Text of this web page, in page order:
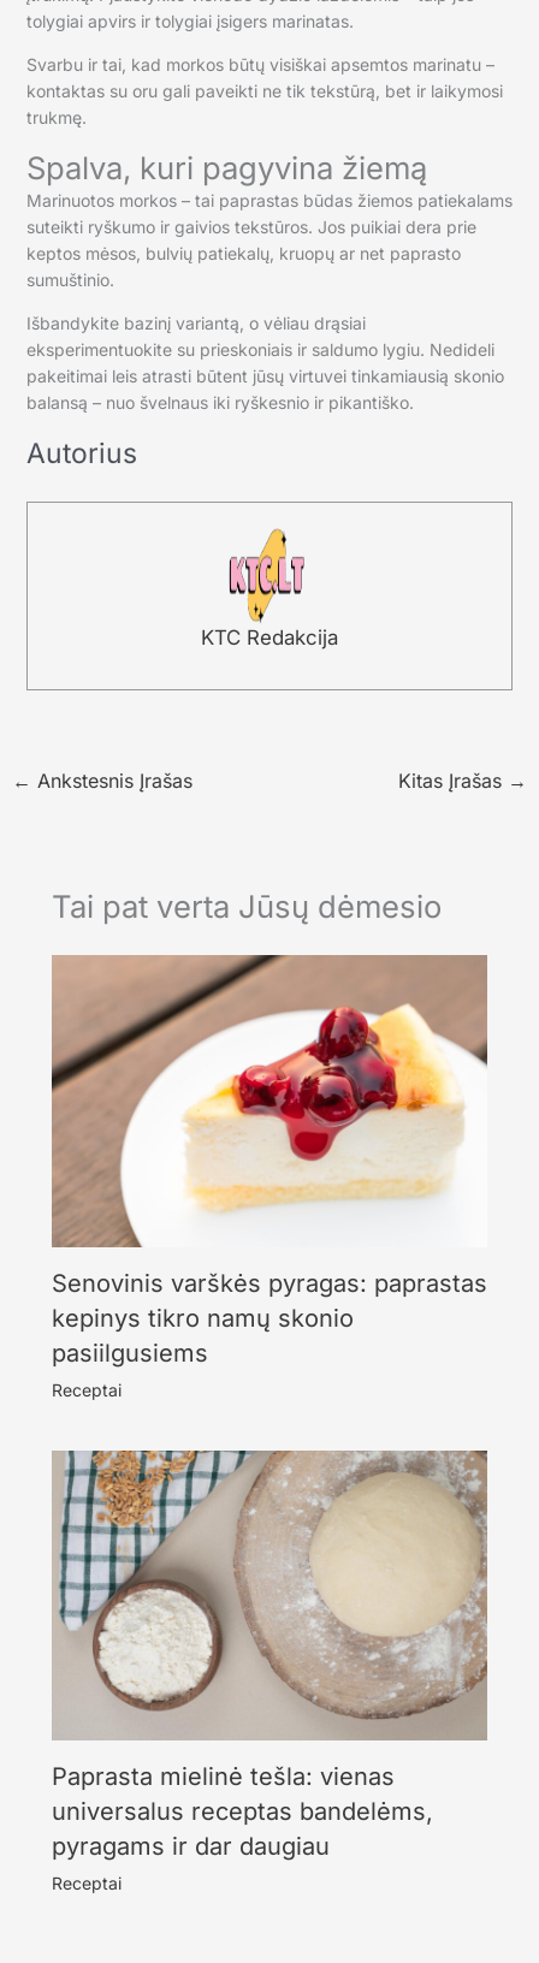
tolygiai apvirs ir tolygiai įsigers marinatas.
Svarbu ir tai, kad morkos būtų visiškai apsemtos marinatu –
kontaktas su oru gali paveikti ne tik tekstūrą, bet ir laikymosi
trukmę.
Spalva, kuri pagyvina žiemą
Marinuotos morkos – tai paprastas būdas žiemos patiekalams
suteikti ryškumo ir gaivios tekstūros. Jos puikiai dera prie
keptos mėsos, bulvių patiekalų, kruopų ar net paprasto
sumuštinio.
Išbandykite bazinį variantą, o vėliau drąsiai
eksperimentuokite su prieskoniais ir saldumo lygiu. Nedideli
pakeitimai leis atrasti būtent jūsų virtuvei tinkamiausią skonio
balansą – nuo švelnaus iki ryškesnio ir pikantiško.
Autorius
KTC Redakcija
← Ankstesnis Įrašas Kitas Įrašas →
Tai pat verta Jūsų dėmesio
Senovinis varškės pyragas: paprastas
kepinys tikro namų skonio
pasiilgusiems
Receptai
Paprasta mielinė tešla: vienas
universalus receptas bandelėms,
pyragams ir dar daugiau
Receptai